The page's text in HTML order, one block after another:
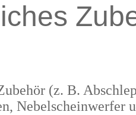
(z. B.
Nebelscheinwerfer